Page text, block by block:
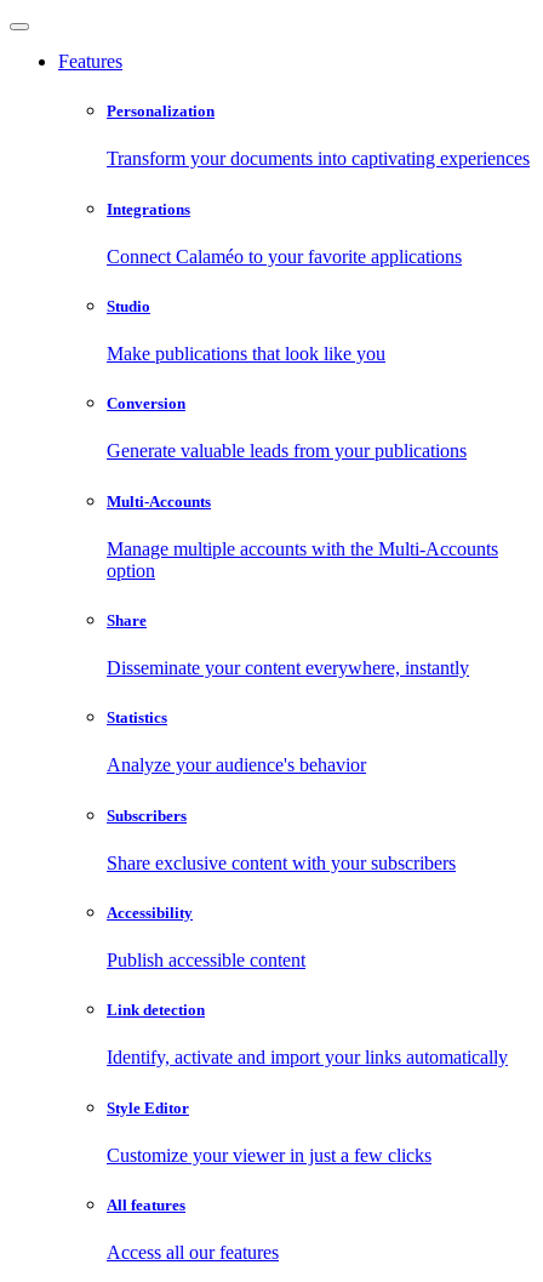
Features
Personalization
Transform your documents into captivating experiences
Integrations
Connect Calaméo to your favorite applications
Studio
Make publications that look like you
Conversion
Generate valuable leads from your publications
Multi-Accounts
Manage multiple accounts with the Multi-Accounts
option
Share
Disseminate your content everywhere, instantly
Statistics
Analyze your audience's behavior
Subscribers
Share exclusive content with your subscribers
Accessibility
Publish accessible content
Link detection
Identify, activate and import your links automatically
Style Editor
Customize your viewer in just a few clicks
All features
Access all our features